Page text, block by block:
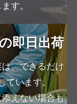
す。
即日出荷
、できるだけ
ています。
えない場合も